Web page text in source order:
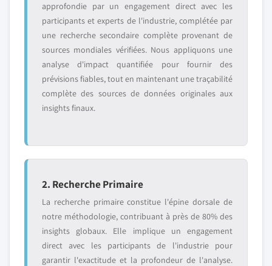
approfondie par un engagement direct avec les
participants et experts de l'industrie, complétée par
une recherche secondaire complète provenant de
sources mondiales vérifiées. Nous appliquons une
analyse d'impact quantifiée pour fournir des
prévisions fiables, tout en maintenant une traçabilité
complète des sources de données originales aux
insights finaux.
2. Recherche Primaire
La recherche primaire constitue l'épine dorsale de
notre méthodologie, contribuant à près de 80% des
insights globaux. Elle implique un engagement
direct avec les participants de l'industrie pour
garantir l'exactitude et la profondeur de l'analyse.